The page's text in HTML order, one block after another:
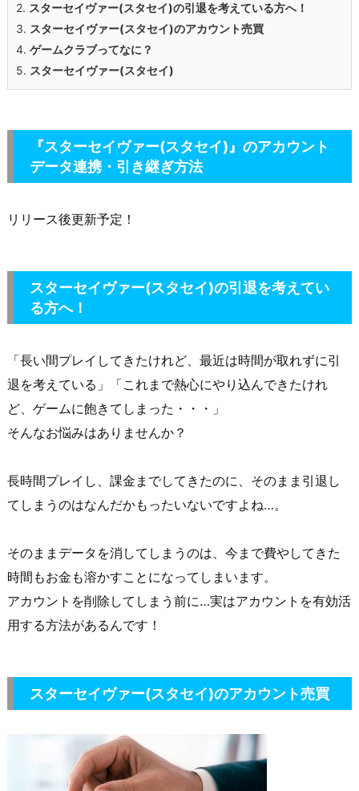
2. スターセイヴァー(スタセイ)の引退を考えている方へ！
3. スターセイヴァー(スタセイ)のアカウント売買
4. ゲームクラブってなに？
5. スターセイヴァー(スタセイ)
『スターセイヴァー(スタセイ)』のアカウント
データ連携・引き継ぎ方法
リリース後更新予定！
スターセイヴァー(スタセイ)の引退を考えてい
る方へ！
「長い間プレイしてきたけれど、最近は時間が取れずに引
退を考えている」「これまで熱心にやり込んできたけれ
ど、ゲームに飽きてしまった・・・」
そんなお悩みはありませんか？
長時間プレイし、課金までしてきたのに、そのまま引退し
てしまうのはなんだかもったいないですよね…。
そのままデータを消してしまうのは、今まで費やしてきた
時間もお金も溶かすことになってしまいます。
アカウントを削除してしまう前に…実はアカウントを有効活
用する方法があるんです！
スターセイヴァー(スタセイ)のアカウント売買